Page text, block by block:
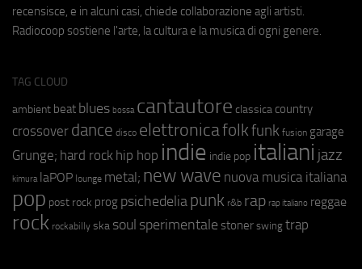
recensisce, e in alcuni casi, chiede collaborazione agli artisti.
Radiocoop sostiene l'arte, la cultura e la musica di ogni genere.
TAG CLOUD
ambient beat blues bossa cantautore classica country
crossover dance disco elettronicafolkfunk fusion garage
Grunge; hard rock hip hop indie indie pop italiani jazz
kimura laPOP lounge metal; new wave nuova musica italiana
pop post rock prog psichedeliapunk r&b rap rap italiano reggae
rock rockabilly ska soul sperimentale stoner swing trap